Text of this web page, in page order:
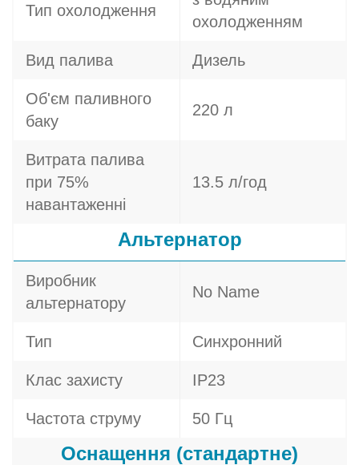
Тип охолодження
охолодженням
Вид палива Дизель
Об'єм паливного
баку
220 л
Витрата палива
при 75%
навантаженні
13.5 л/год
Альтернатор
Виробник
альтернатору
No Name
Тип Синхронний
Клас захисту IP23
Частота струму 50 Гц
Оснащення (стандартне)